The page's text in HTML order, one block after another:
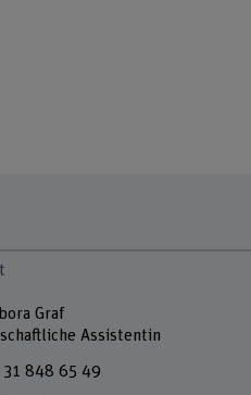
Graf
Assistentin
31 848 65 49